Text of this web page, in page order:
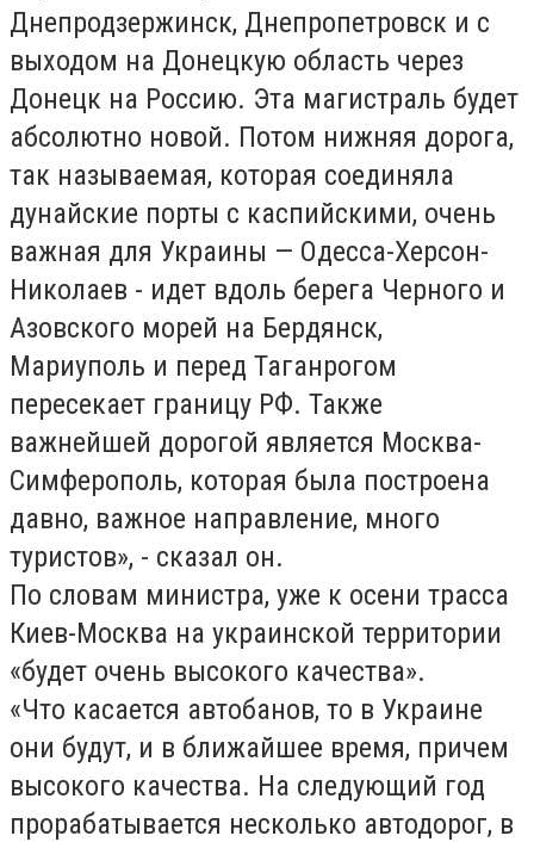
Днепродзержинск, Днепропетровск и с
выходом на Донецкую область через
Донецк на Россию. Эта магистраль будет
абсолютно новой. Потом нижняя дорога,
так называемая, которая соединяла
дунайские порты с каспийскими, очень
важная для Украины — Одесса-Херсон-
Николаев - идет вдоль берега Черного и
Азовского морей на Бердянск,
Мариуполь и перед Таганрогом
пересекает границу РФ. Также
важнейшей дорогой является Москва-
Симферополь, которая была построена
давно, важное направление, много
туристов», - сказал он.
По словам министра, уже к осени трасса
Киев-Москва на украинской территории
«будет очень высокого качества».
«Что касается автобанов, то в Украине
они будут, и в ближайшее время, причем
высокого качества. На следующий год
прорабатывается несколько автодорог, в